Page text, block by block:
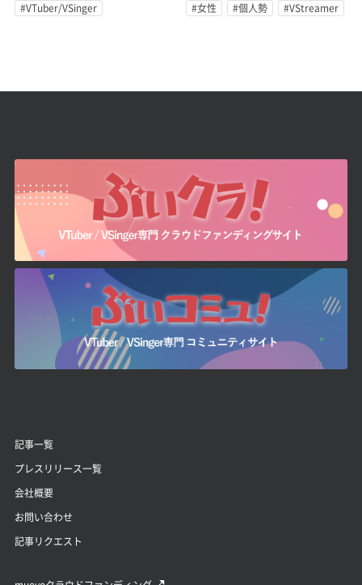
#VTuber/VSinger
#女性
#個人勢 #VStreamer
記事一覧
プレスリリース一覧
会社概要
お問い合わせ
記事リクエスト